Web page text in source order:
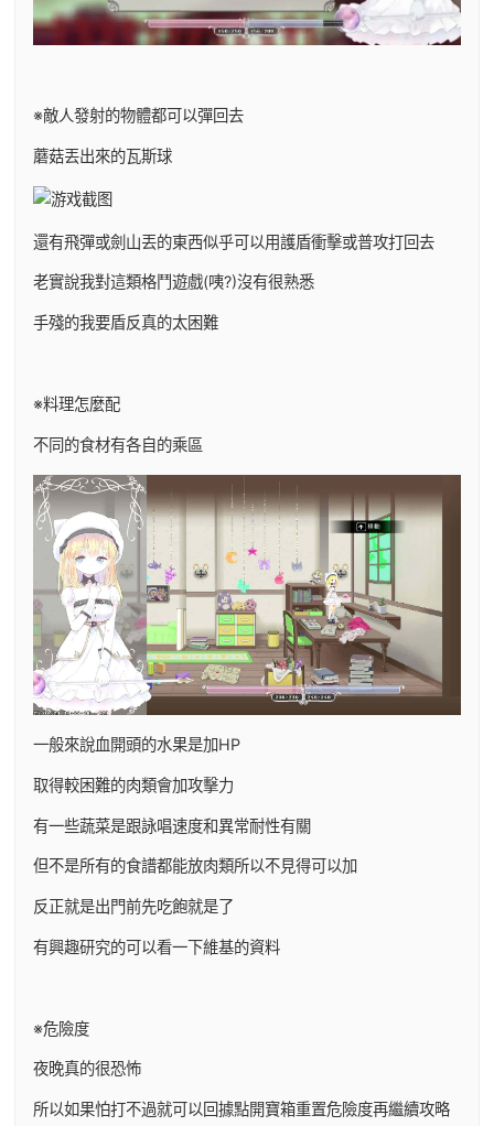
※敵人發射的物體都可以彈回去
蘑菇丟出來的瓦斯球
還有飛彈或劍山丟的東西似乎可以用護盾衝擊或普攻打回去
老實說我對這類格鬥遊戲(咦?)沒有很熟悉
手殘的我要盾反真的太困難
※料理怎麼配
不同的食材有各自的乘區
一般來說血開頭的水果是加HP
取得較困難的肉類會加攻擊力
有一些蔬菜是跟詠唱速度和異常耐性有關
但不是所有的食譜都能放肉類所以不見得可以加
反正就是出門前先吃飽就是了
有興趣研究的可以看一下維基的資料
※危險度
夜晚真的很恐怖
所以如果怕打不過就可以回據點開寶箱重置危險度再繼續攻略